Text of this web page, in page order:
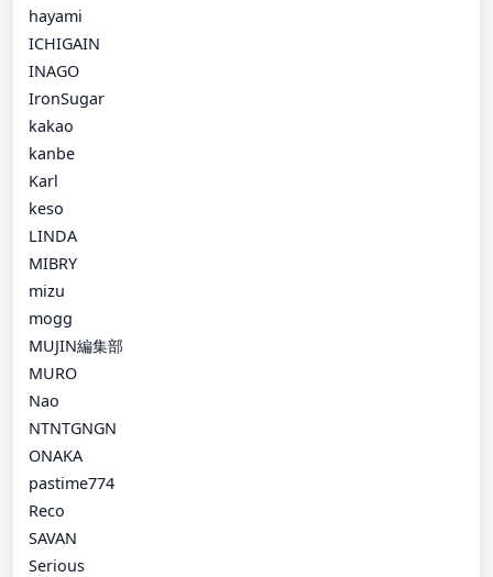
hayami
ICHIGAIN
INAGO
IronSugar
kakao
kanbe
Karl
keso
LINDA
MIBRY
mizu
mogg
MUJIN編集部
MURO
Nao
NTNTGNGN
ONAKA
pastime774
Reco
SAVAN
Serious